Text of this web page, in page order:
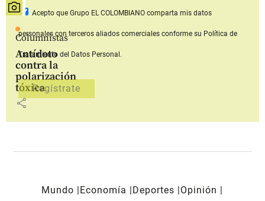
Columnistas
Antídoto
contra la
polarización
tóxica
share
Acepto que Grupo EL COLOMBIANOcomparta mis datos
personales con terceros aliados comerciales conforme su Política de
Tratamiento del Datos Personal.
Mundo Economía Deportes
Opinión